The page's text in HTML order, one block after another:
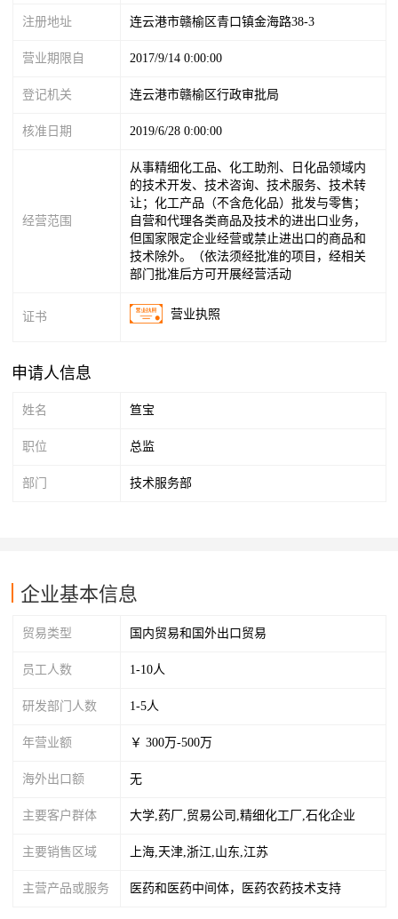
注册地址 连云港市赣榆区青口镇金海路38-3
营业期限自 2017/9/14 0:00:00
登记机关 连云港市赣榆区行政审批局
核准日期 2019/6/28 0:00:00
经营范围
从事精细化工品、化工助剂、日化品领域内
的技术开发、技术咨询、技术服务、技术转
让；化工产品（不含危化品）批发与零售；
自营和代理各类商品及技术的进出口业务，
但国家限定企业经营或禁止进出口的商品和
技术除外。（依法须经批准的项目，经相关
部门批准后方可开展经营活动
证书 营业执照
申请人信息
姓名 笪宝
职位 总监
部门 技术服务部
企业基本信息
贸易类型 国内贸易和国外出口贸易
员工人数 1-10人
研发部门人数 1-5人
年营业额 ￥ 300万-500万
海外出口额 无
主要客户群体 大学,药厂,贸易公司,精细化工厂,石化企业
主要销售区域 上海,天津,浙江,山东,江苏
主营产品或服务 医药和医药中间体，医药农药技术支持